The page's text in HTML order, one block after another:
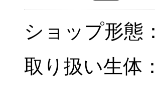
ショップ形態：
取り扱い生体：